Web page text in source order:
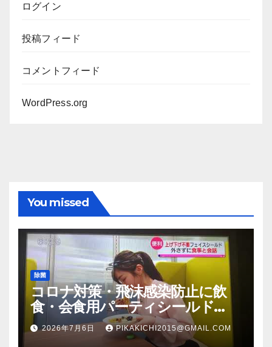
ログイン
投稿フィード
コメントフィード
WordPress.org
You missed
除菌
コロナ対策・飛沫感染防止に飲
食・会食用パーティシールド
（マスク会食代替品）ＦＢＣ福井
放送のＴＶ番組での紹介映像
2026年7月6日 PIKAKICHI2015@GMAIL.COM